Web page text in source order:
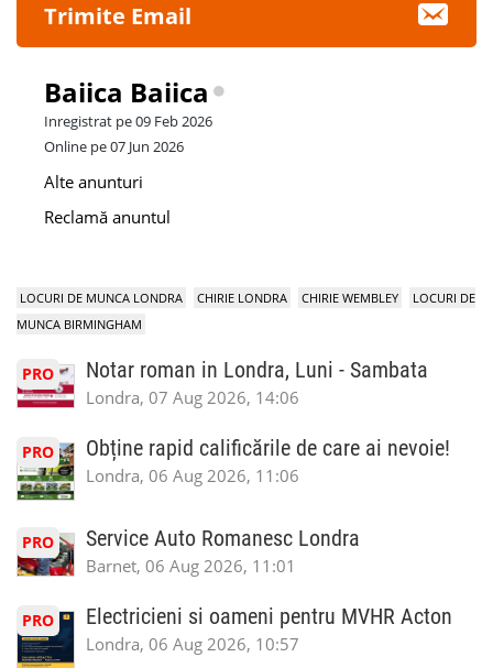
Trimite Email
Baiica Baiica
Inregistrat pe 09 Feb 2026
Online pe 07 Jun 2026
Alte anunturi
Reclamă anuntul
LOCURI DE MUNCA LONDRA CHIRIE LONDRA CHIRIE WEMBLEY
LOCURI DE
MUNCA BIRMINGHAM
PRO Notar roman in Londra, Luni - Sambata
Londra, 07 Aug 2026, 14:06
PRO Obține rapid calificările de care ai nevoie!
Londra, 06 Aug 2026, 11:06
PRO Service Auto Romanesc Londra
Barnet, 06 Aug 2026, 11:01
PRO Electricieni si oameni pentru MVHR Acton
Londra, 06 Aug 2026, 10:57